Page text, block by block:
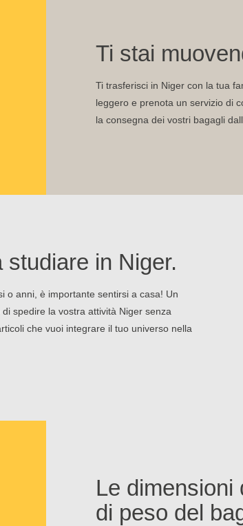
Ti stai
Ti trasferisci in Niger con la tua
leggero e prenota un servizio di
la consegna dei vostri bagagli
in Niger.
o anni, è importante sentirsi a casa! Un
spedire la vostra attività Niger senza
che vuoi integrare il tuo universo nella
Le dimensioni
di peso del